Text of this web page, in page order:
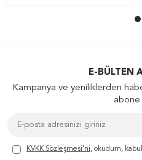
E-BÜLTEN
Kampanya ve yeniliklerden
abone
KVKK Sözleşmesi'ni, okudum,